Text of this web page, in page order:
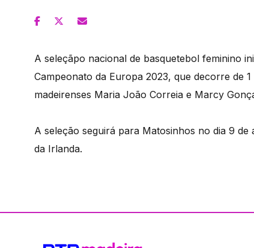
A seleçãpo nacional de basquetebol feminino
Campeonato da Europa 2023, que decorre de
madeirenses Maria João Correia e Marcy
A seleção seguirá para Matosinhos no dia 9
da Irlanda.